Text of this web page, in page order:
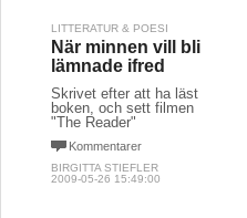
LITTERATUR & POESI
När minnen vill bli
lämnade ifred
Skrivet efter att ha läst
boken, och sett filmen
"The Reader"
Kommentarer
BIRGITTA STIEFLER
2009-05-26 15:49:00